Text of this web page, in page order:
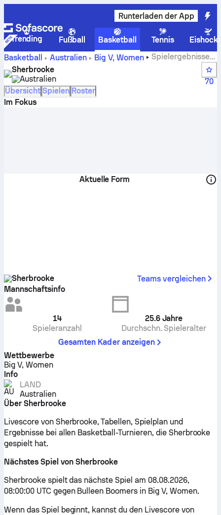
Runterladen der App
Trending Fußball Basketball Tennis
Basketball
Australien Big V, Women
Spielergebnisse
von Sherbrooke, Tabellen, Spielplan und Spieler
Sherbrooke
Australien
70
Übersicht Spielen Roster
Im Fokus
Aktuelle Form
Sherbrooke
Teams vergleichen
Mannschaftsinfo
14
Spieleranzahl
25.6 Jahre
Durchschn. Spieleralter
Gesamten Kader anzeigen
Wettbewerbe
Big V, Women
Info
LAND
Australien
Über Sherbrooke
Livescore von Sherbrooke, Tabellen, Spielplan und
Ergebnisse bei allen Basketball-Turnieren, die Sherbrooke
gespielt hat.
Nächstes Spiel von Sherbrooke
Sherbrooke spielt das nächste Spiel am 08.08.2026,
08:00:00 UTC gegen Bulleen Boomers in Big V, Women.
Wenn das Spiel beginnt, kannst du den Livescore von